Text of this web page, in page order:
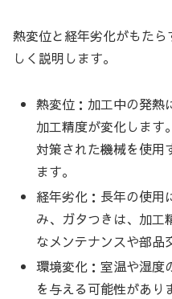
熱変位と経年劣化がもた
しく説明します。
熱変位：加工中の発熱
加工精度が変化します
対策された機械を使用
ます。
経年劣化：長年の使用
み、ガタつきは、加工
なメンテナンスや部品
環境変化：室温や湿度
を与える可能性があり